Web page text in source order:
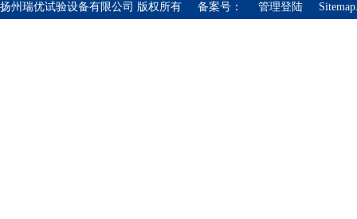
扬州瑞优试验设备有限公司 版权所有 备案号： 管理登陆